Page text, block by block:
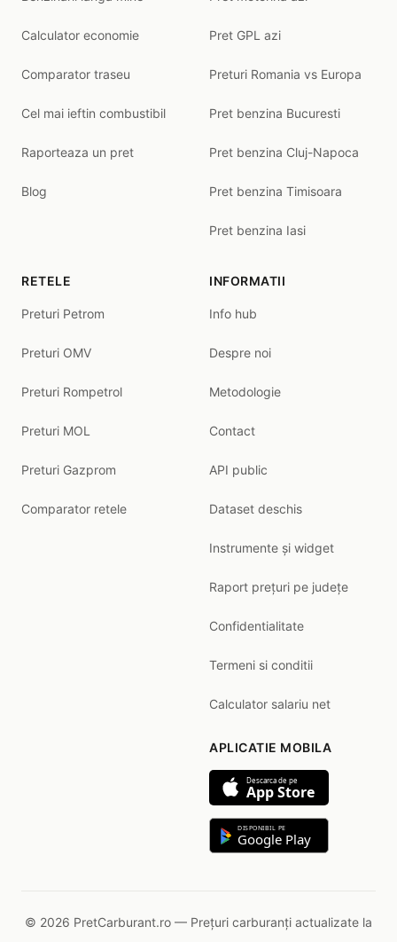
Calculator economie
Comparator traseu
Cel mai ieftin combustibil
Raporteaza un pret
Blog
Pret GPL azi
Preturi Romania vs Europa
Pret benzina Bucuresti
Pret benzina Cluj-Napoca
Pret benzina Timisoara
Pret benzina Iasi
RETELE
Preturi Petrom
Preturi OMV
Preturi Rompetrol
Preturi MOL
Preturi Gazprom
Comparator retele
INFORMATII
Info hub
Despre noi
Metodologie
Contact
API public
Dataset deschis
Instrumente și widget
Raport prețuri pe județe
Confidentialitate
Termeni si conditii
Calculator salariu net
APLICATIE MOBILA
Descarca de pe
App Store
DISPONIBIL PE
Google Play
© 2026 PretCarburant.ro — Prețuri carburanți actualizate la